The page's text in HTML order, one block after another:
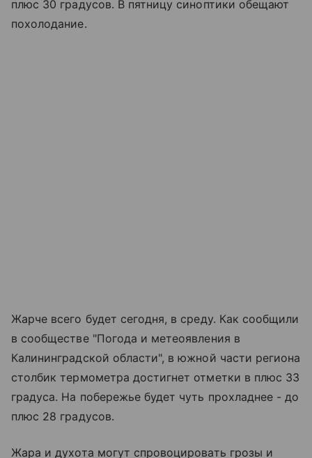
плюс 30 градусов. В пятницу синоптики обещают
похолодание.
Жарче всего будет сегодня, в среду. Как сообщили
в сообществе "Погода и метеоявления в
Калининградской области", в южной части региона
столбик термометра достигнет отметки в плюс 33
градуса. На побережье будет чуть прохладнее - до
плюс 28 градусов.
Жара и духота могут спровоцировать грозы и